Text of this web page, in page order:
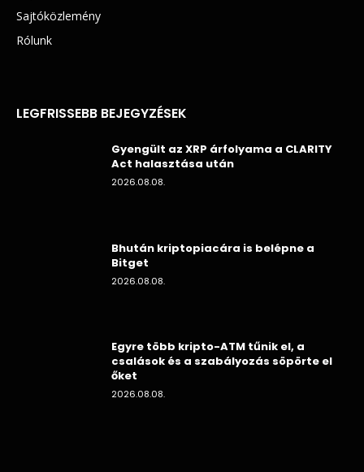
Sajtóközlemény
Rólunk
LEGFRISSEBB BEJEGYZÉSEK
Gyengült az XRP árfolyama a CLARITY
Act halasztása után
2026.08.08.
Bhután kriptopiacára is belépne a
Bitget
2026.08.08.
Egyre több kripto-ATM tűnik el, a
csalások és a szabályozás söpörte el
őket
2026.08.08.